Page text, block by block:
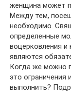
женщина может
Между тем,
необходимо.
определенные
воцерковления
являются
Когда же можно
это
выполнить?